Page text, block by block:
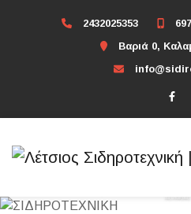
2432025353
Βαριά 0,
σας απαιτήσεις.